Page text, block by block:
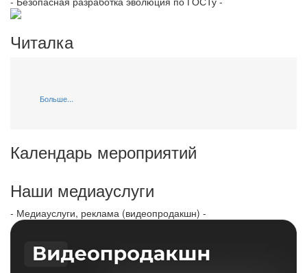
Читалка
Больше...
Календарь мероприятий
Наши медиауслуги
- Медиауслуги, реклама (видеопродакшн) -